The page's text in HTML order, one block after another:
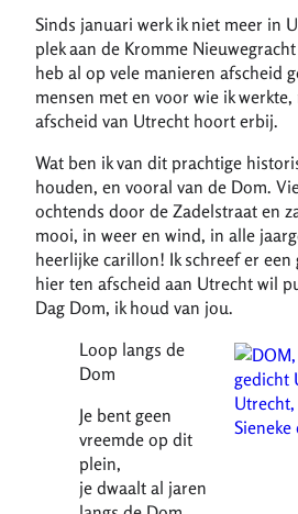
Sinds januari werk ik niet meer in
plek aan de Kromme
heb al op vele manieren afscheid
mensen met en voor wie ik
afscheid van Utrecht hoort erbij.
Wat ben ik van dit prachtige
houden, en vooral van de Dom.
ochtends door de Zadelstraat en
mooi, in weer en wind, in alle
heerlijke carillon! Ik schreef er een
hier ten afscheid aan Utrecht wil
Dag Dom, ik houd van jou.
Loop langs de
Dom
Je bent geen
vreemde op dit
plein,
je dwaalt al jaren